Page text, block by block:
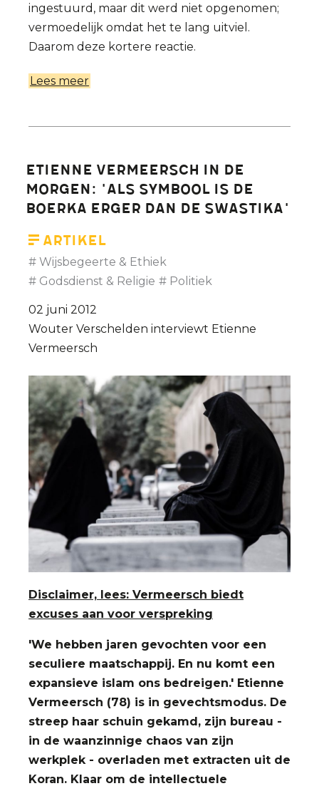
ingestuurd, maar dit werd niet opgenomen;
vermoedelijk omdat het te lang uitviel.
Daarom deze kortere reactie.
Lees meer
(korte
versie)
Etienne Vermeersch in De
Morgen: 'Als symbool is de
boerka erger dan de swastika'
Artikel
Wijsbegeerte & Ethiek
Godsdienst & Religie
Politiek
02 juni 2012
Wouter Verschelden interviewt Etienne
Vermeersch
Disclaimer, lees: Vermeersch biedt
excuses aan voor verspreking
'We hebben jaren gevochten voor een
seculiere maatschappij. En nu komt een
expansieve islam ons bedreigen.' Etienne
Vermeersch (78) is in gevechtsmodus. De
streep haar schuin gekamd, zijn bureau -
in de waanzinnige chaos van zijn
werkplek - overladen met extracten uit de
Koran. Klaar om de intellectuele